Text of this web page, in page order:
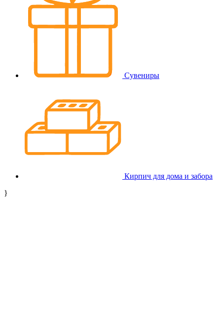
Сувениры
Кирпич для дома и забора
}